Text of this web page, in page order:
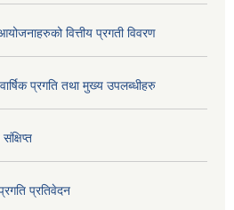
वित्तीय प्रगती विवरण
प्रगति तथा मुख्य उपलब्धीहरु
प्रतिवेदन